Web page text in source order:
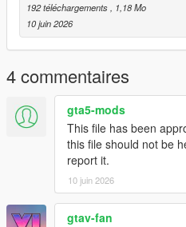
192 téléchargements
, 1,18 Mo
10 juin 2026
4 commentaires
gta5-mods
This file has been
this file should not be
report it.
10 juin 2026
gtav-fan